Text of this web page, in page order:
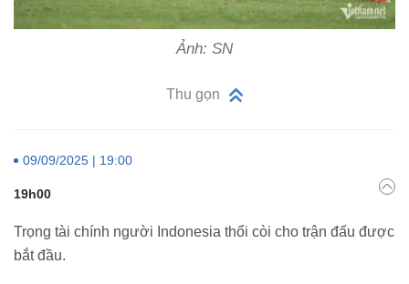
Ảnh: SN
Thu gọn
09/09/2025 | 19:00
19h00
Trọng tài chính người Indonesia thổi còi cho trận đấu được
bắt đầu.